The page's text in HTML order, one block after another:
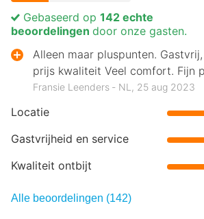
Locatie
Gastvrijheid en service
Kwaliteit ontbijt
Gebaseerd op 142 echte
beoordelingen door onze gasten.
Alleen maar pluspunten.
prijs kwaliteit Veel comfort. Fijn
Fransie Leenders ‐ NL, 25 aug 2023
Alle beoordelingen (142)